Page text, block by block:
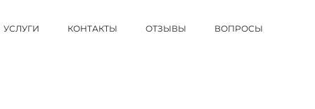
УСЛУГИ КОНТАКТЫ ОТЗЫВЫ ВОПРОСЫ